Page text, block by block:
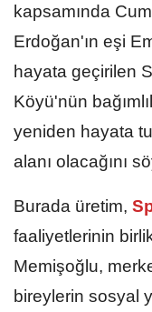
kapsamında
Erdoğan'ın eşi
hayata geçirilen
Köyü'nün
yeniden hayata
alanı olacağını
Burada üretim,
faaliyetlerinin
Memişoğlu,
bireylerin sosyal